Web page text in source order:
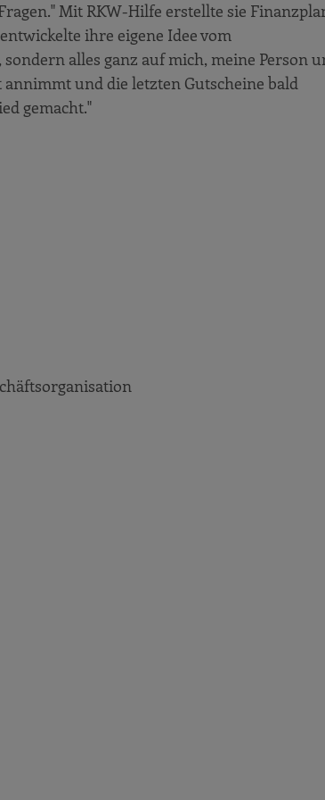
Mit RKW-Hilfe erstellte sie
ihre eigene Idee vom
alles ganz auf mich, meine Person
und die letzten Gutscheine bald
gemacht."